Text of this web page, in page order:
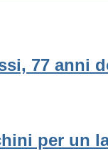
77 anni
per un